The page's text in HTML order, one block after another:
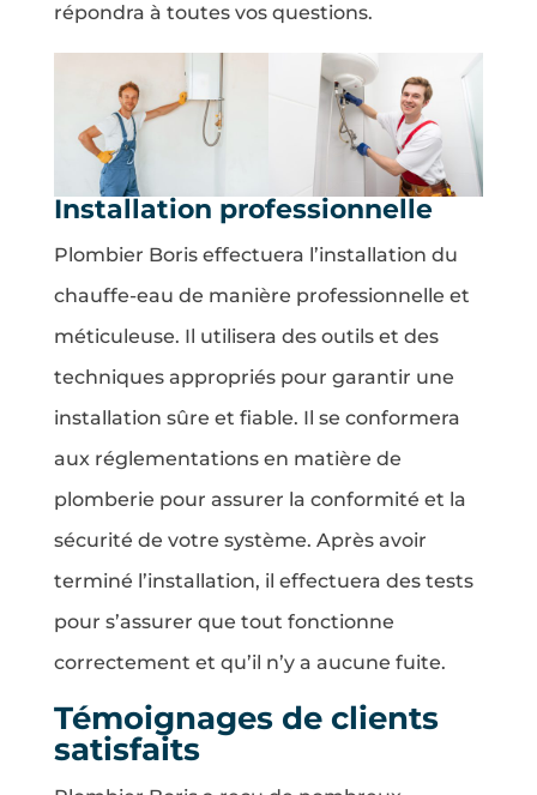
répondra à toutes vos questions.
Installation professionnelle
Plombier Boris effectuera l’installation du
chauffe-eau de manière professionnelle et
méticuleuse. Il utilisera des outils et des
techniques appropriés pour garantir une
installation sûre et fiable. Il se conformera
aux réglementations en matière de
plomberie pour assurer la conformité et la
sécurité de votre système. Après avoir
terminé l’installation, il effectuera des tests
pour s’assurer que tout fonctionne
correctement et qu’il n’y a aucune fuite.
Témoignages de clients
satisfaits